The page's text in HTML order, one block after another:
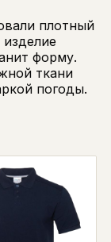
плотный
форму.
ткани
погоды.